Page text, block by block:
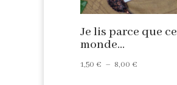
Je lis parce que ce
monde…
1,50 € – 8,00 €